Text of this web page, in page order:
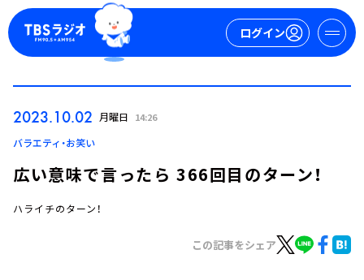
ログイン
ログイン
2023.10.02 月曜日 14:26
バラエティ・お笑い
広い意味で言ったら 366回目のターン！
ハライチのターン！
この記事をシェア